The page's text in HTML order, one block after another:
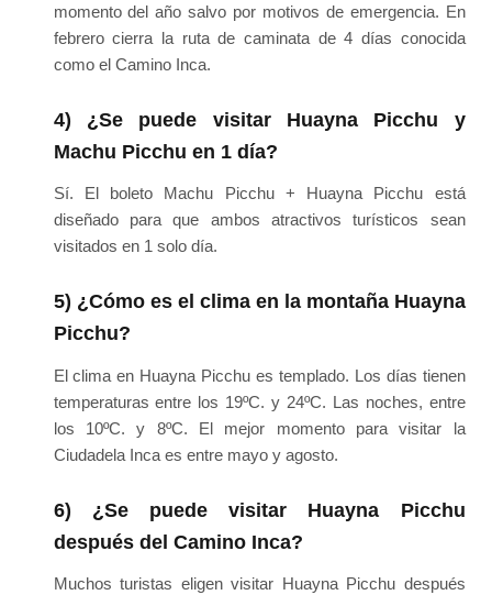
momento del año salvo por motivos de emergencia. En
febrero cierra la ruta de caminata de 4 días conocida
como el Camino Inca.
4) ¿Se puede visitar Huayna Picchu y
Machu Picchu en 1 día?
Sí. El boleto Machu Picchu + Huayna Picchu está
diseñado para que ambos atractivos turísticos sean
visitados en 1 solo día.
5) ¿Cómo es el clima en la montaña Huayna
Picchu?
El clima en Huayna Picchu es templado. Los días tienen
temperaturas entre los 19ºC. y 24ºC. Las noches, entre
los 10ºC. y 8ºC. El mejor momento para visitar la
Ciudadela Inca es entre mayo y agosto.
6) ¿Se puede visitar Huayna Picchu
después del Camino Inca?
Muchos turistas eligen visitar Huayna Picchu después